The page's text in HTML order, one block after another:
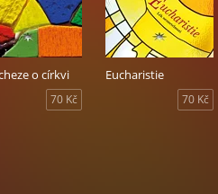
o církvi
70 Kč
Eucharistie
70 Kč